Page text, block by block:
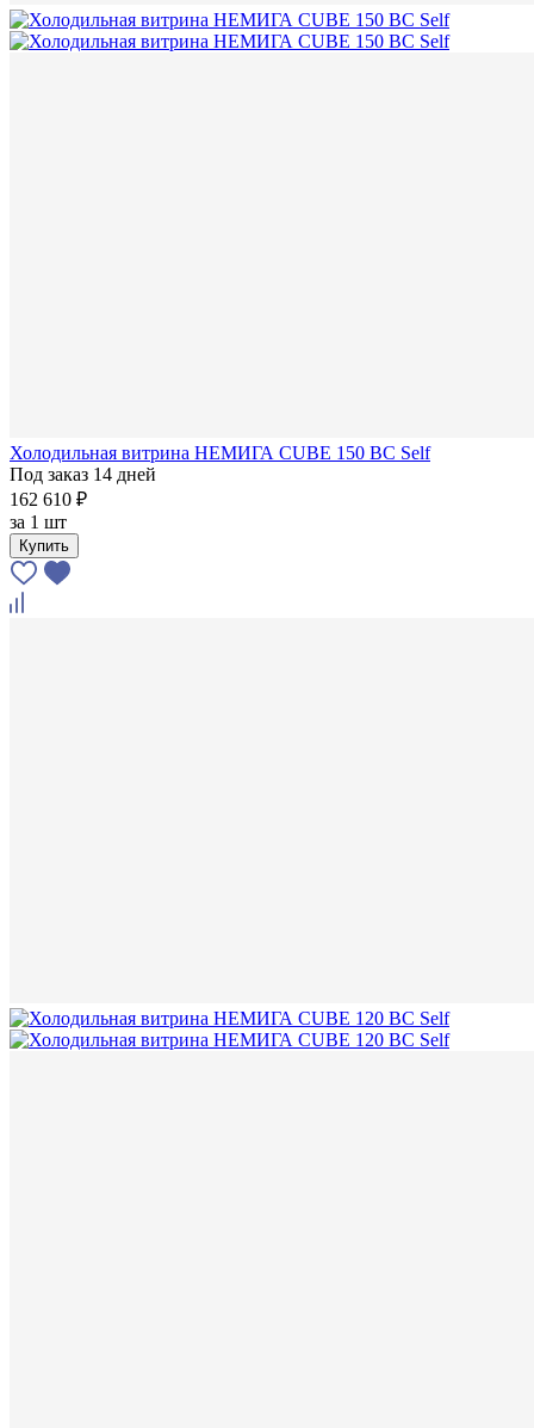
Холодильная витрина НЕМИГА CUBE 150 ВС Self
Под заказ 14 дней
162 610 ₽
за 1 шт
Купить